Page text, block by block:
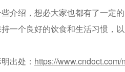
介绍，想必大家也都有了一定
一个良好的饮食和生活习惯，
出处： https://